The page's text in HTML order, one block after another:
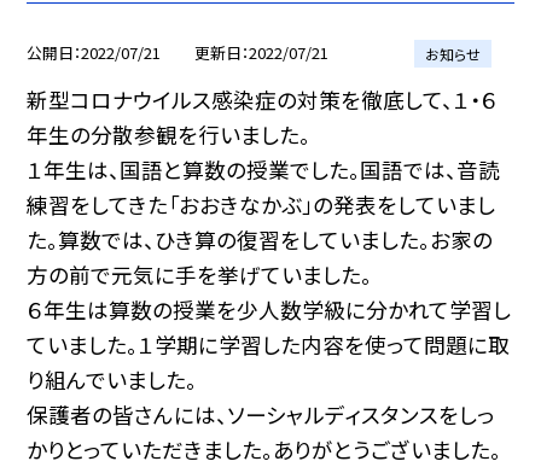
公開日 2022/07/21 更新日 2022/07/21 お知らせ
新型コロナウイルス感染症の対策を徹底して、１・６
年生の分散参観を行いました。
１年生は、国語と算数の授業でした。国語では、音読
練習をしてきた「おおきなかぶ」の発表をしていまし
た。算数では、ひき算の復習をしていました。お家の
方の前で元気に手を挙げていました。
６年生は算数の授業を少人数学級に分かれて学習し
ていました。１学期に学習した内容を使って問題に取
り組んでいました。
保護者の皆さんには、ソーシャルディスタンスをしっ
かりとっていただきました。ありがとうございました。